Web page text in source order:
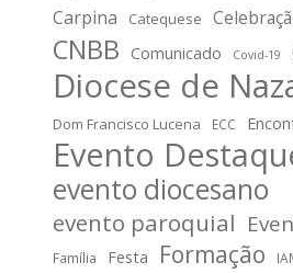
Carpina Catequese
CNBB Comunicado Covid-19
Diocese de
Dom Francisco Lucena
ECC
Evento
evento diocesano
evento paroquial
Família Festa Formação